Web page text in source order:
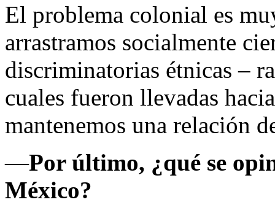
El problema colonial es
arrastramos socialmente
discriminatorias étnicas –
cuales fueron llevadas
mantenemos una relación
—Por último, ¿qué se
México?